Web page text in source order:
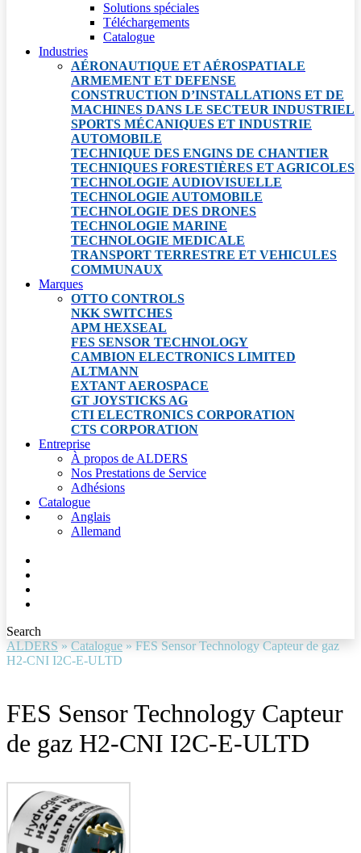
Solutions spéciales
Téléchargements
Catalogue
Industries
AÉRONAUTIQUE ET AÉROSPATIALE
ARMEMENT ET DEFENSE
CONSTRUCTION D’INSTALLATIONS ET DE
MACHINES DANS LE SECTEUR INDUSTRIEL
SPORTS MÉCANIQUES ET INDUSTRIE
AUTOMOBILE
TECHNIQUE DES ENGINS DE CHANTIER
TECHNIQUES FORESTIÈRES ET AGRICOLES
TECHNOLOGIE AUDIOVISUELLE
TECHNOLOGIE AUTOMOBILE
TECHNOLOGIE DES DRONES
TECHNOLOGIE MARINE
TECHNOLOGIE MEDICALE
TRANSPORT TERRESTRE ET VEHICULES
COMMUNAUX
Marques
OTTO CONTROLS
NKK SWITCHES
APM HEXSEAL
FES SENSOR TECHNOLOGY
CAMBION ELECTRONICS LIMITED
ALTMANN
EXTANT AEROSPACE
GT JOYSTICKS AG
CTI ELECTRONICS CORPORATION
CTS CORPORATION
Entreprise
À propos de ALDERS
Nos Prestations de Service
Adhésions
Catalogue
Anglais
Allemand
Search
ALDERS » Catalogue » FES Sensor Technology Capteur de gaz
H2-CNI I2C-E-ULTD
FES Sensor Technology Capteur
de gaz H2-CNI I2C-E-ULTD